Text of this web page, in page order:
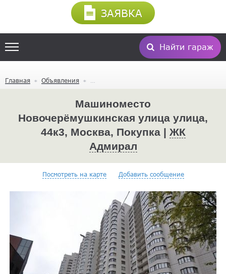
Найти гараж
ЗАЯВКА
Главная Объявления
Машиноместо
Новочерёмушкинская улица улица,
44к3, Москва, Покупка | ЖК
Адмирал
Посмотреть на карте Добавить сообщение